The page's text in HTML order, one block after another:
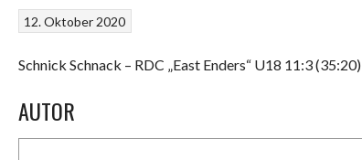
12. Oktober 2020
Schnick Schnack – RDC „East Enders“ U18 11:3 (35:20)
AUTOR